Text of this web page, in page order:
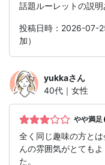
話題ルーレットの説
投稿日時：2026-07-
加）
yukkaさん
40代｜女性
やや満足
全く同じ趣味の方と
んの雰囲気がとても
た。